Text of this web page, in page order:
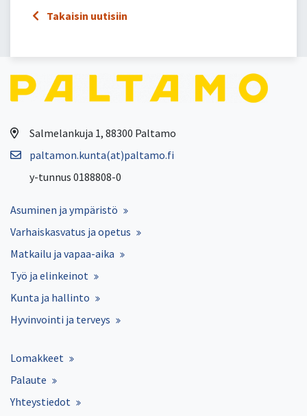
Takaisin uutisiin
Salmelankuja 1, 88300 Paltamo
paltamon.kunta(at)paltamo.fi
y-tunnus 0188808-0
Asuminen ja ympäristö
Varhaiskasvatus ja opetus
Matkailu ja vapaa-aika
Työ ja elinkeinot
Kunta ja hallinto
Hyvinvointi ja terveys
Lomakkeet
Palaute
Yhteystiedot